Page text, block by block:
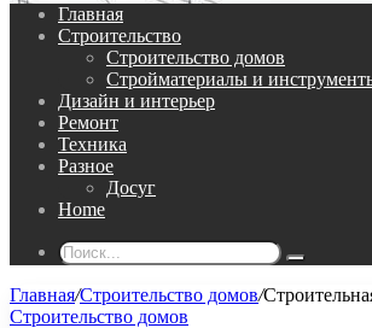
Главная
Строительство
Строительство домов
Стройматериалы и
Дизайн и интерьер
Ремонт
Техника
Разное
Досуг
Home
Поиск...
Главная/Строительство домов/
Строительство домов